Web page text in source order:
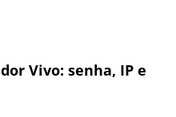
Vivo: senha, IP e